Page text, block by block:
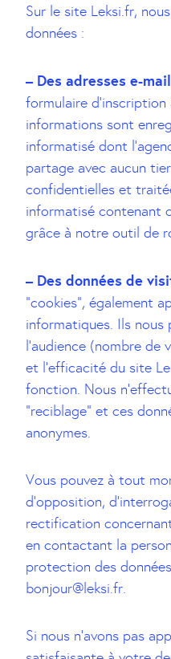
Sur le site Leksi.fr,
données :
– Des adresses e-mail
formulaire
informations sont
informatisé dont
partage avec aucun
confidentielles et
informatisé contenant
grâce à notre outil de
– Des données de
“cookies”, également
informatiques. Ils
l’audience (nombre
et l’efficacité du site
fonction. Nous
“reciblage” et ces
anonymes.
Vous pouvez à tout
d’opposition,
rectification
en contactant la
protection des
bonjour@leksi.fr.
Si nous n’avons pas